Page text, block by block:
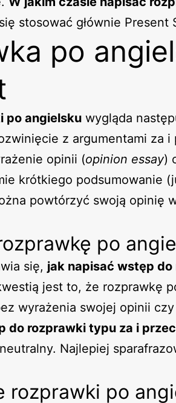
stosować głównie Present
po
po angielsku wygląda
z argumentami za i
opinii (opinion essay)
krótkiego podsumowanie
powtórzyć swoją opinię
po
się, jak napisać wstęp
jest to, że rozprawkę
wyrażenia swojej opinii
do rozprawki typu za i
Najlepiej
rozprawki po